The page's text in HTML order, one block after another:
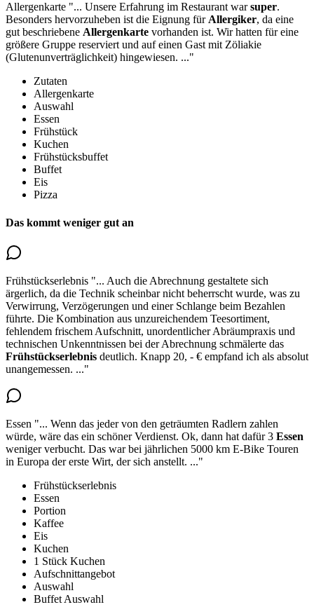
Allergenkarte "... Unsere Erfahrung im Restaurant warsuper.
Besonders hervorzuheben ist die Eignung für Allergiker, da eine
gut beschriebene Allergenkarte vorhanden ist. Wir hatten für eine
größere Gruppe reserviert und auf einen Gast mit Zöliakie
(Glutenunverträglichkeit) hingewiesen. ..."
Zutaten
Allergenkarte
Auswahl
Essen
Frühstück
Kuchen
Frühstücksbuffet
Buffet
Eis
Pizza
Das kommt weniger gut an
Frühstückserlebnis "... Auch die Abrechnung gestaltete sich
ärgerlich, da die Technik scheinbar nicht beherrscht wurde, was zu
Verwirrung, Verzögerungen und einer Schlange beim Bezahlen
führte. Die Kombination aus unzureichendem Teesortiment,
fehlendem frischem Aufschnitt, unordentlicher Abräumpraxis und
technischen Unkenntnissen bei der Abrechnung schmälerte das
Frühstückserlebnis deutlich. Knapp 20, - € empfand ich als absolut
unangemessen. ..."
Essen "... Wenn das jeder von den geträumten Radlern zahlen
würde, wäre das ein schöner Verdienst. Ok, dann hat dafür 3 Essen
weniger verbucht. Das war bei jährlichen 5000 km E-Bike Touren
in Europa der erste Wirt, der sich anstellt. ..."
Frühstückserlebnis
Essen
Portion
Kaffee
Eis
Kuchen
1 Stück Kuchen
Aufschnittangebot
Auswahl
Buffet Auswahl